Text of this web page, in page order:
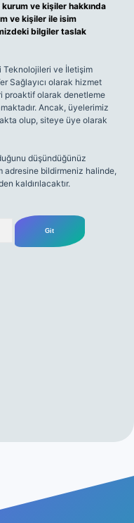
ve kişiler hakkında
ve kişiler ile isim
bilgiler taslak
Teknolojileri ve İletişim
Sağlayıcı olarak hizmet
proaktif olarak denetleme
Ancak, üyelerimiz
olup, siteye üye olarak
düşündüğünüz
adresine bildirmeniz halinde,
kaldırılacaktır.